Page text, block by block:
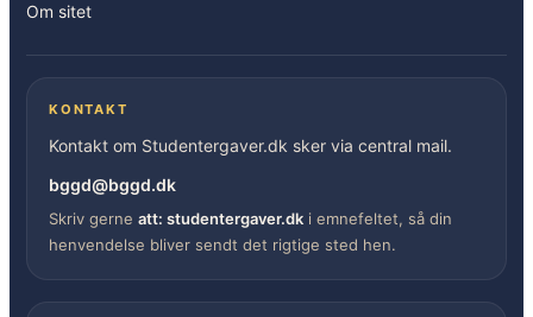
Om sitet
KONTAKT
Kontakt om Studentergaver.dk sker via central mail.
bggd@bggd.dk
Skriv gerne att: studentergaver.dk i emnefeltet, så din
henvendelse bliver sendt det rigtige sted hen.